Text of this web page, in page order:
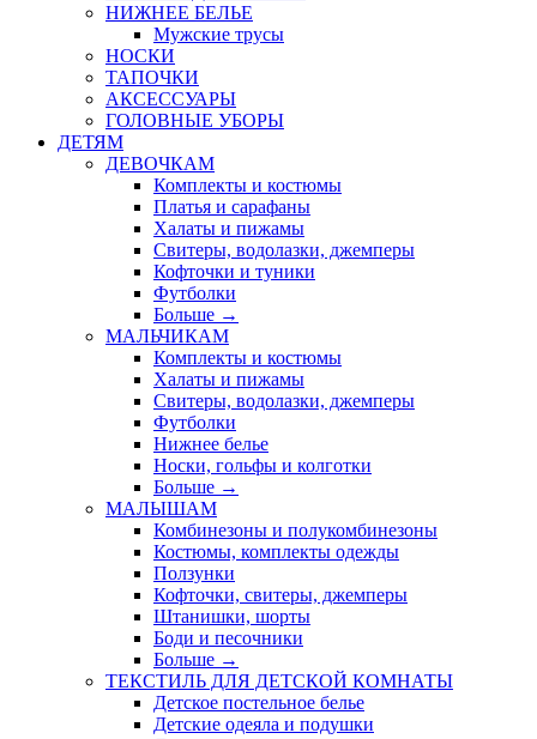
НИЖНЕЕ БЕЛЬЕ
Мужские трусы
НОСКИ
ТАПОЧКИ
АКСЕССУАРЫ
ГОЛОВНЫЕ УБОРЫ
ДЕТЯМ
ДЕВОЧКАМ
Комплекты и костюмы
Платья и сарафаны
Халаты и пижамы
Свитеры, водолазки, джемперы
Кофточки и туники
Футболки
Больше →
МАЛЬЧИКАМ
Комплекты и костюмы
Халаты и пижамы
Свитеры, водолазки, джемперы
Футболки
Нижнее белье
Носки, гольфы и колготки
Больше →
МАЛЫШАМ
Комбинезоны и полукомбинезоны
Костюмы, комплекты одежды
Ползунки
Кофточки, свитеры, джемперы
Штанишки, шорты
Боди и песочники
Больше →
ТЕКСТИЛЬ ДЛЯ ДЕТСКОЙ КОМНАТЫ
Детское постельное белье
Детские одеяла и подушки